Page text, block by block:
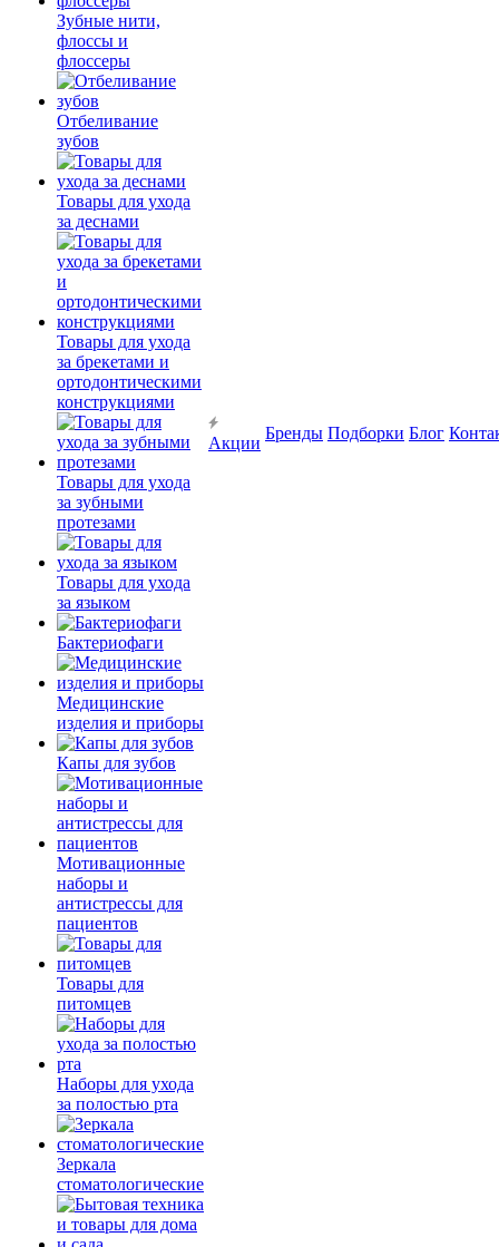
Зубные нити,
флоссы и
флоссеры
Отбеливание
зубов
Товары для ухода
за деснами
Товары для ухода
за брекетами и
ортодонтическими
конструкциями
Товары для ухода
за зубными
протезами
Товары для ухода
за языком
Бактериофаги
Медицинские
изделия и приборы
Капы для зубов
Мотивационные
наборы и
антистрессы для
пациентов
Товары для
питомцев
Наборы для ухода
за полостью рта
Зеркала
стоматологические
Акции
Бренды Подборки Блог